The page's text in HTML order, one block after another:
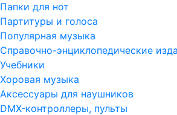
Папки для нот
Партитуры и голоса
Популярная музыка
Справочно-энциклопедические
Учебники
Хоровая музыка
Аксессуары для наушников
DMX-контроллеры, пульты